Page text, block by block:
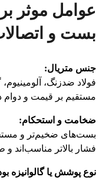
عوامل موثر
بست و
جنس متریال:
فولاد ضدزنگ، آلومینیوم،
مستقیم بر قیمت و دوام
ضخامت و استحکام:
بست‌های ضخیم‌تر و
فشار بالاتر مناسب‌اند و
نوع پوشش یا گالوانیزه